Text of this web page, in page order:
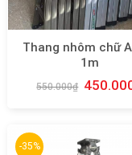
Thang nhôm chữ
1m
550.000₫
-35%